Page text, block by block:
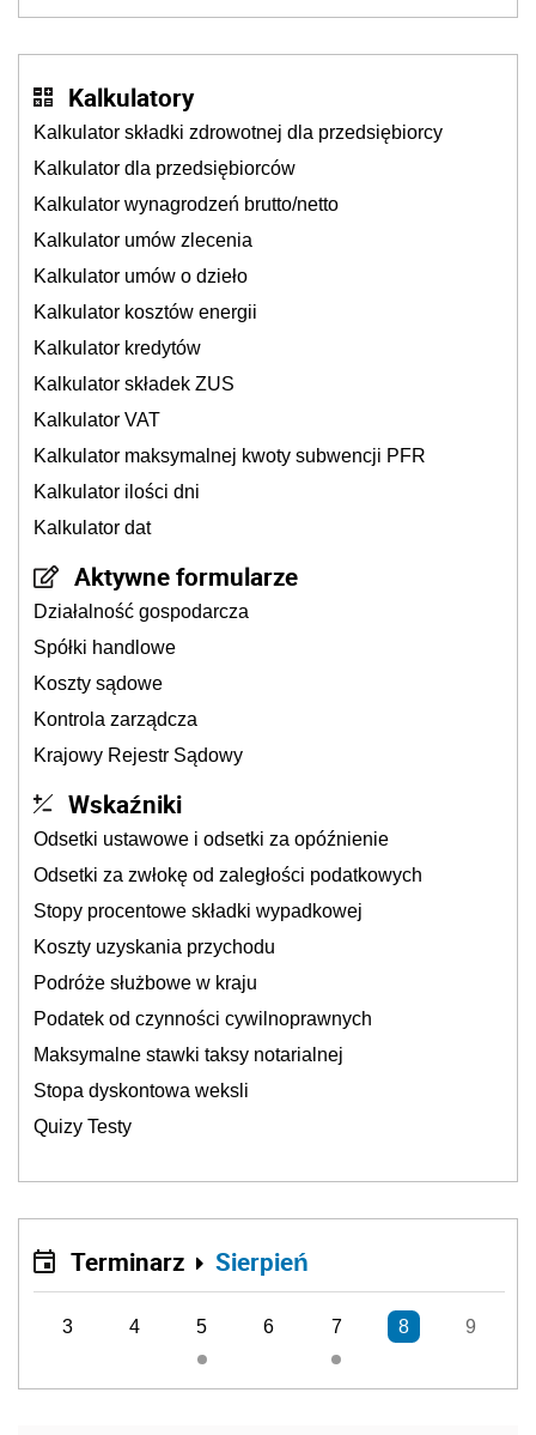
Kalkulatory
Kalkulator składki zdrowotnej dla przedsiębiorcy
Kalkulator dla przedsiębiorców
Kalkulator wynagrodzeń brutto/netto
Kalkulator umów zlecenia
Kalkulator umów o dzieło
Kalkulator kosztów energii
Kalkulator kredytów
Kalkulator składek ZUS
Kalkulator VAT
Kalkulator maksymalnej kwoty subwencji PFR
Kalkulator ilości dni
Kalkulator dat
Aktywne formularze
Działalność gospodarcza
Spółki handlowe
Koszty sądowe
Kontrola zarządcza
Krajowy Rejestr Sądowy
Wskaźniki
Odsetki ustawowe i odsetki za opóźnienie
Odsetki za zwłokę od zaległości podatkowych
Stopy procentowe składki wypadkowej
Koszty uzyskania przychodu
Podróże służbowe w kraju
Podatek od czynności cywilnoprawnych
Maksymalne stawki taksy notarialnej
Stopa dyskontowa weksli
Quizy Testy
Terminarz Sierpień
3 4 5 6 7 8 9